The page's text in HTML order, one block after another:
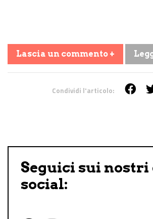
Lascia un commento +
Condividi l'articolo:
Seguici sui nostri
social: